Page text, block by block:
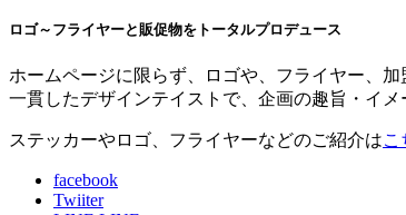
ロゴ～フライヤーと販促物をトータルプロデュース
ホームページに限らず、ロゴや、フライヤー、
一貫したデザインテイストで、企画の趣旨・イメ
ステッカーやロゴ、フライヤーなどのご紹介はこ
facebook
Twiiter